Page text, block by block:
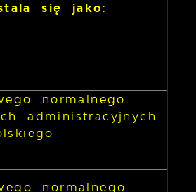
się jako:
normalnego
administracyjnych
normalnego